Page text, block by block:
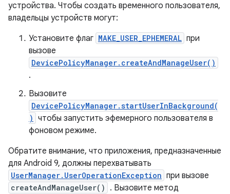
устройства. Чтобы создать временного пользователя,
владельцы устройств могут:
Установите флаг MAKE_USER_EPHEMERAL при
вызове
DevicePolicyManager.createAndManageUser()
.
Вызовите
DevicePolicyManager.startUserInBackground(
) чтобы запустить эфемерного пользователя в
фоновом режиме.
Обратите внимание, что приложения, предназначенные
для Android 9, должны перехватывать
UserManager.UserOperationException при вызове
createAndManageUser() . Вызовите метод